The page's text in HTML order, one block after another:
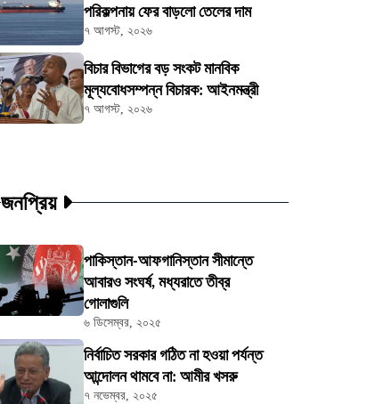
পরিকল্পনায় ফের বাড়লো তেলের দাম
৭ আগস্ট, ২০২৬
বিচার বিভাগের বড় সংকট মানবিক
মূল্যবোধসম্পন্ন বিচারক: আইনমন্ত্রী
৭ আগস্ট, ২০২৬
জনপ্রিয়
পাকিস্তান-আফগানিস্তান সীমান্তে
আবারও সংঘর্ষ, মধ্যরাতে তীব্র
গোলাগুলি
৬ ডিসেম্বর, ২০২৫
নির্বাচিত সরকার গঠিত না হওয়া পর্যন্ত
আন্দোলন থামবে না: আমীর খসরু
৭ নভেম্বর, ২০২৫